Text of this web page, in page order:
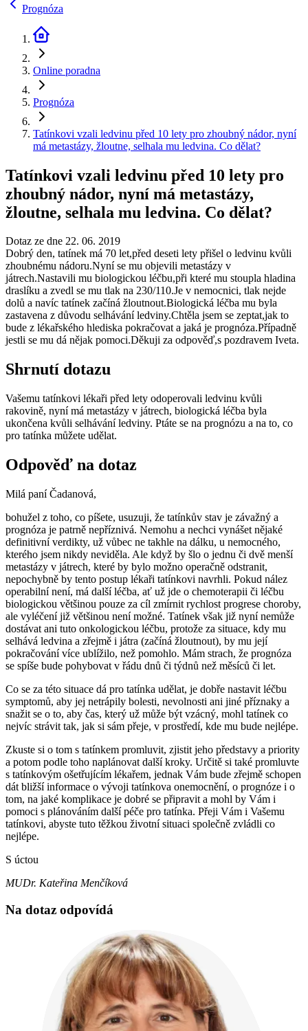
Prognóza
Online poradna
Prognóza
Tatínkovi vzali ledvinu před 10 lety pro zhoubný nádor, nyní
má metastázy, žloutne, selhala mu ledvina. Co dělat?
Tatínkovi vzali ledvinu před 10 lety pro
zhoubný nádor, nyní má metastázy,
žloutne, selhala mu ledvina. Co dělat?
Dotaz ze dne 22. 06. 2019
Dobrý den, tatínek má 70 let,před deseti lety přišel o ledvinu kvůli
zhoubnému nádoru.Nyní se mu objevili metastázy v
játrech.Nastavili mu biologickou léčbu,při které mu stoupla hladina
draslíku a zvedl se mu tlak na 230/110.Je v nemocnici, tlak nejde
dolů a navíc tatínek začíná žloutnout.Biologická léčba mu byla
zastavena z důvodu selhávání ledviny.Chtěla jsem se zeptat,jak to
bude z lékařského hlediska pokračovat a jaká je prognóza.Případně
jestli se mu dá nějak pomoci.Děkuji za odpověď,s pozdravem Iveta.
Shrnutí dotazu
Vašemu tatínkovi lékaři před lety odoperovali ledvinu kvůli
rakovině, nyní má metastázy v játrech, biologická léčba byla
ukončena kvůli selhávání ledviny. Ptáte se na prognózu a na to, co
pro tatínka můžete udělat.
Odpověď na dotaz
Milá paní Čadanová,
bohužel z toho, co píšete, usuzuji, že tatínkův stav je závažný a
prognóza je patrně nepříznivá. Nemohu a nechci vynášet nějaké
definitivní verdikty, už vůbec ne takhle na dálku, u nemocného,
kterého jsem nikdy neviděla. Ale když by šlo o jednu či dvě menší
metastázy v játrech, které by bylo možno operačně odstranit,
nepochybně by tento postup lékaři tatínkovi navrhli. Pokud nález
operabilní není, má další léčba, ať už jde o chemoterapii či léčbu
biologickou většinou pouze za cíl zmírnit rychlost progrese choroby,
ale vyléčení již většinou není možné. Tatínek však již nyní nemůže
dostávat ani tuto onkologickou léčbu, protože za situace, kdy mu
selhává ledvina a zřejmě i játra (začíná žloutnout), by mu její
pokračování více ublížilo, než pomohlo. Mám strach, že prognóza
se spíše bude pohybovat v řádu dnů či týdnů než měsíců či let.
Co se za této situace dá pro tatínka udělat, je dobře nastavit léčbu
symptomů, aby jej netrápily bolesti, nevolnosti ani jiné příznaky a
snažit se o to, aby čas, který už může být vzácný, mohl tatínek co
nejvíc strávit tak, jak si sám přeje, v prostředí, kde mu bude nejlépe.
Zkuste si o tom s tatínkem promluvit, zjistit jeho představy a priority
a potom podle toho naplánovat další kroky. Určitě si také promluvte
s tatínkovým ošetřujícím lékařem, jednak Vám bude zřejmě schopen
dát bližší informace o vývoji tatínkova onemocnění, o prognóze i o
tom, na jaké komplikace je dobré se připravit a mohl by Vám i
pomoci s plánováním další péče pro tatínka. Přeji Vám i Vašemu
tatínkovi, abyste tuto těžkou životní situaci společně zvládli co
nejlépe.
S úctou
MUDr. Kateřina Menčíková
Na dotaz odpovídá